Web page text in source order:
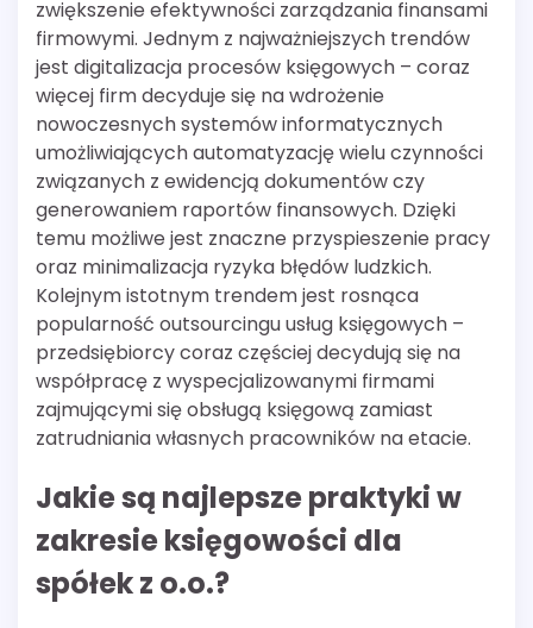
zwiększenie efektywności zarządzania finansami
firmowymi. Jednym z najważniejszych trendów
jest digitalizacja procesów księgowych – coraz
więcej firm decyduje się na wdrożenie
nowoczesnych systemów informatycznych
umożliwiających automatyzację wielu czynności
związanych z ewidencją dokumentów czy
generowaniem raportów finansowych. Dzięki
temu możliwe jest znaczne przyspieszenie pracy
oraz minimalizacja ryzyka błędów ludzkich.
Kolejnym istotnym trendem jest rosnąca
popularność outsourcingu usług księgowych –
przedsiębiorcy coraz częściej decydują się na
współpracę z wyspecjalizowanymi firmami
zajmującymi się obsługą księgową zamiast
zatrudniania własnych pracowników na etacie.
Jakie są najlepsze praktyki w
zakresie księgowości dla
spółek z o.o.?